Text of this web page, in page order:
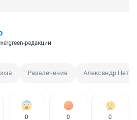
редакции
Развлечение Александр
0 0 0